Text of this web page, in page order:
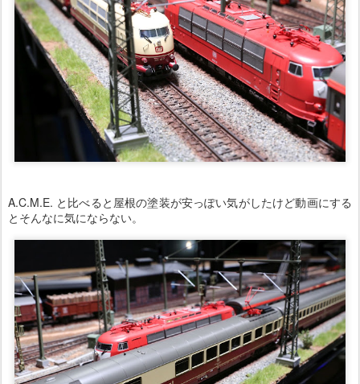
A.C.M.E. と比べると屋根の塗装が安っぽい気がしたけど動画にする
とそんなに気にならない。